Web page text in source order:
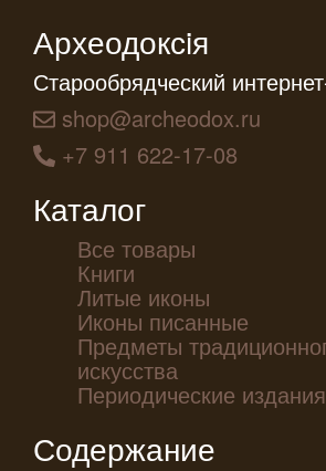
Археодоксiя
Старообрядческий
shop@archeodox.ru
+7 911 622-17-08
Каталог
Все товары
Книги
Литые иконы
Иконы писанные
Предметы
искусства
Периодические издания
Содержание